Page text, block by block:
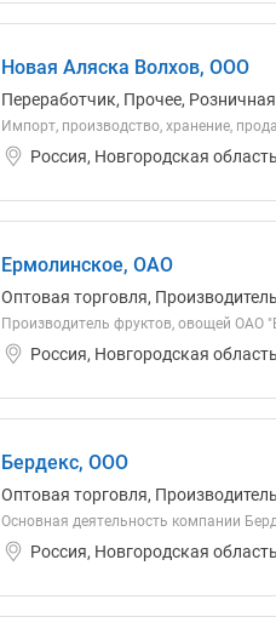
Новая Аляска Волхов, ООО
Переработчик, Прочее,
Импорт, производство, хранение,
Россия, Новгородская
Ермолинское, ОАО
Оптовая торговля,
Производитель фруктов, овощей ОАО
Россия, Новгородская
Бердекс, ООО
Оптовая торговля,
Основная деятельность компании
Россия, Новгородская